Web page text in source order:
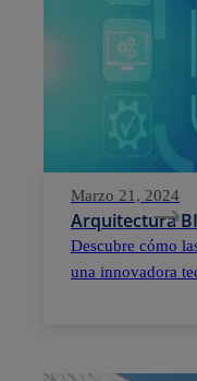
Marzo 21, 2024
Arquitectura
Descubre cómo
una innovadora